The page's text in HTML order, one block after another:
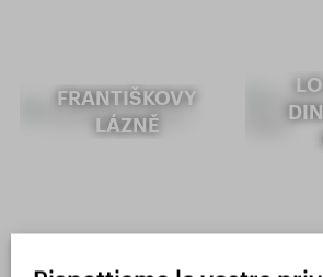
FRANTIŠKOVY
LÁZNĚ
VEDI ALTRI